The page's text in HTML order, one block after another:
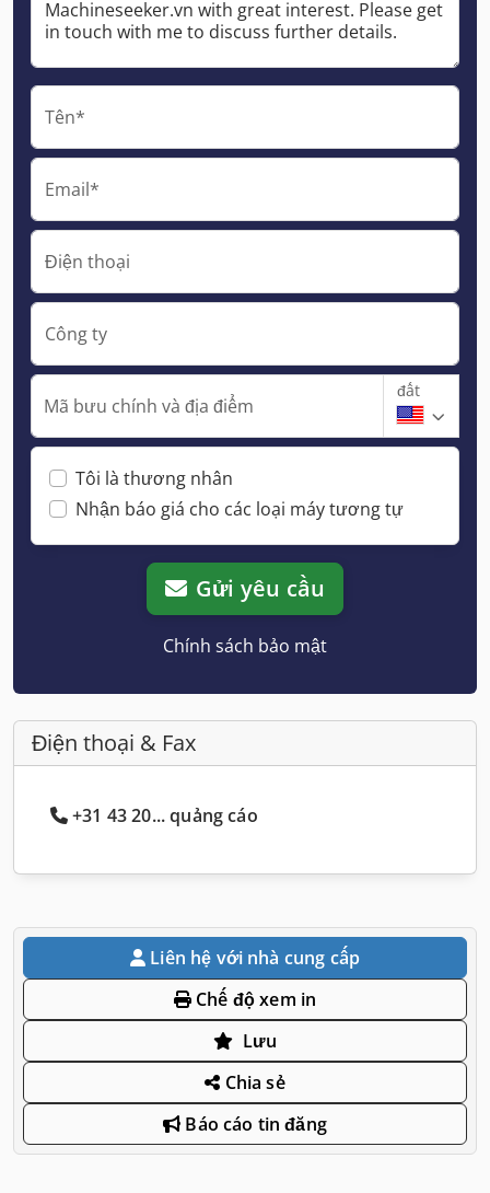
Tên*
Email*
Điện thoại
Công ty
Mã bưu chính và địa điểm
đất
Tôi là thương nhân
Nhận báo giá cho các loại máy tương tự
Gửi yêu cầu
Chính sách bảo mật
Điện thoại & Fax
+31 43 20... quảng cáo
Liên hệ với nhà cung cấp
Chế độ xem in
Lưu
Chia sẻ
Báo cáo tin đăng